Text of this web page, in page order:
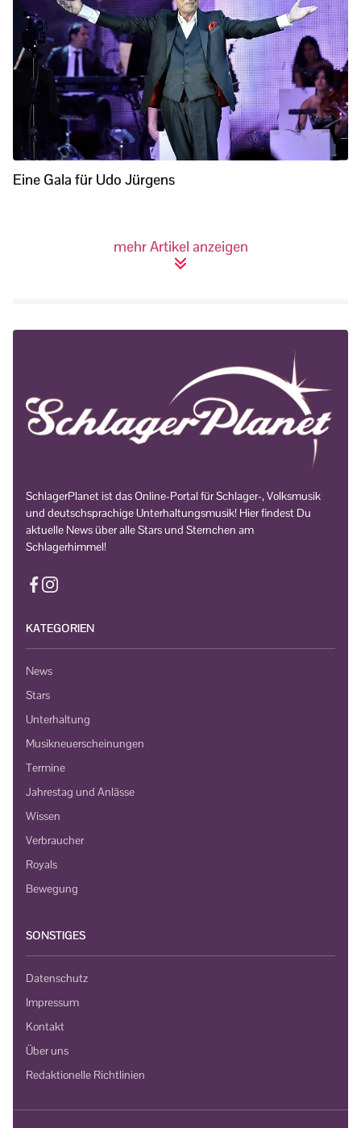
Eine Gala für Udo Jürgens
mehr Artikel anzeigen
SchlagerPlanet ist das Online-Portal für Schlager-, Volksmusik
und deutschsprachige Unterhaltungsmusik! Hier findest Du
aktuelle News über alle Stars und Sternchen am
Schlagerhimmel!
KATEGORIEN
News
Stars
Unterhaltung
Musikneuerscheinungen
Termine
Jahrestag und Anlässe
Wissen
Verbraucher
Royals
Bewegung
SONSTIGES
Datenschutz
Impressum
Kontakt
Über uns
Redaktionelle Richtlinien